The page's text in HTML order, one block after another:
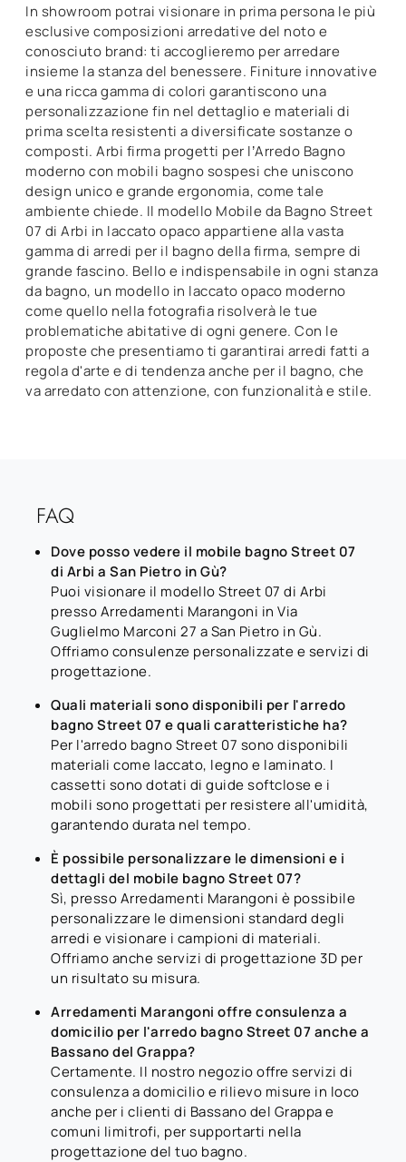
In showroom potrai visionare in prima persona le più
esclusive composizioni arredative del noto e
conosciuto brand: ti accoglieremo per arredare
insieme la stanza del benessere. Finiture innovative
e una ricca gamma di colori garantiscono una
personalizzazione fin nel dettaglio e materiali di
prima scelta resistenti a diversificate sostanze o
composti. Arbi firma progetti per l’Arredo Bagno
moderno con mobili bagno sospesi che uniscono
design unico e grande ergonomia, come tale
ambiente chiede. Il modello Mobile da Bagno Street
07 di Arbi in laccato opaco appartiene alla vasta
gamma di arredi per il bagno della firma, sempre di
grande fascino. Bello e indispensabile in ogni stanza
da bagno, un modello in laccato opaco moderno
come quello nella fotografia risolverà le tue
problematiche abitative di ogni genere. Con le
proposte che presentiamo ti garantirai arredi fatti a
regola d'arte e di tendenza anche per il bagno, che
va arredato con attenzione, con funzionalità e stile.
FAQ
Dove posso vedere il mobile bagno Street 07
di Arbi a San Pietro in Gù?
Puoi visionare il modello Street 07 di Arbi
presso Arredamenti Marangoni in Via
Guglielmo Marconi 27 a San Pietro in Gù.
Offriamo consulenze personalizzate e servizi di
progettazione.
Quali materiali sono disponibili per l'arredo
bagno Street 07 e quali caratteristiche ha?
Per l'arredo bagno Street 07 sono disponibili
materiali come laccato, legno e laminato. I
cassetti sono dotati di guide softclose e i
mobili sono progettati per resistere all'umidità,
garantendo durata nel tempo.
È possibile personalizzare le dimensioni e i
dettagli del mobile bagno Street 07?
Sì, presso Arredamenti Marangoni è possibile
personalizzare le dimensioni standard degli
arredi e visionare i campioni di materiali.
Offriamo anche servizi di progettazione 3D per
un risultato su misura.
Arredamenti Marangoni offre consulenza a
domicilio per l'arredo bagno Street 07 anche a
Bassano del Grappa?
Certamente. Il nostro negozio offre servizi di
consulenza a domicilio e rilievo misure in loco
anche per i clienti di Bassano del Grappa e
comuni limitrofi, per supportarti nella
progettazione del tuo bagno.